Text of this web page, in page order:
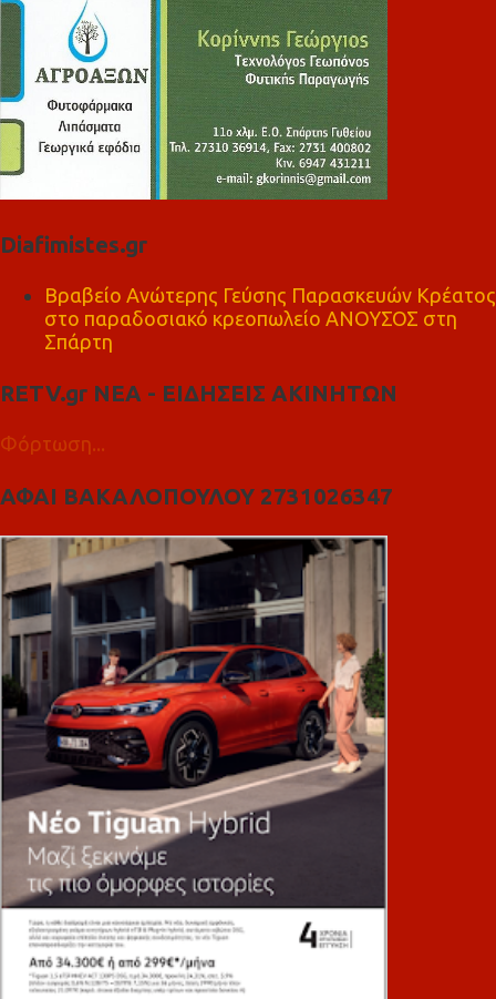
Diafimistes.gr
Βραβείο Ανώτερης Γεύσης Παρασκευών Κρέατος
στο παραδοσιακό κρεοπωλείο ΑΝΟΥΣΟΣ στη
Σπάρτη
RETV.gr ΝΕΑ - ΕΙΔΗΣΕΙΣ ΑΚΙΝΗΤΩΝ
Φόρτωση...
ΑΦΑΙ ΒΑΚΑΛΟΠΟΥΛΟΥ 2731026347